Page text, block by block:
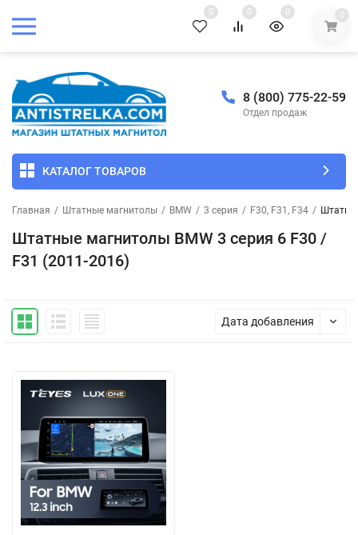
0 0 0 0
8 (800) 775-22-59
Отдел продаж
КАТАЛОГ ТОВАРОВ
Главная / Штатные магнитолы / BMW / 3 серия / F30, F31, F34 /
Штатные магнитолы BMW 3 серия 6 F30 /
F31 (2011-2016)
Дата добавления